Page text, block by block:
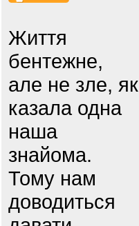
Життя
бентежне,
але не зле, як
казала одна
наша
знайома.
Тому нам
доводиться